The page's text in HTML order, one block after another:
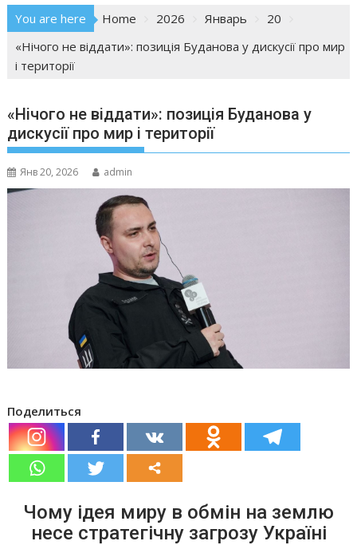
You are here Home 2026 Январь
20
«Нічого не віддати»: позиція Буданова у дискусії про мир
і території
«Нічого не віддати»: позиція Буданова у
дискусії про мир і території
Янв 20, 2026 admin
Поделиться
Чому ідея миру в обмін на землю
несе стратегічну загрозу Україні